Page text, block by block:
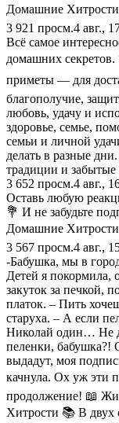
Домашние Хитрости
3 921 просм.4 авг.,
Всё самое
домашних
приметы — для
благополучие,
любовь, удачу и
здоровье, семье,
семьи и личной
делать в разные
традиции и
3 652 просм.4 авг.,
Оставь любую
💐 И не забудьте
Домашние Хитрости
3 567 просм.4 авг.,
-Бабушка, мы в
Детей я покормила,
закуток за печкой,
платок. – Пить
стaруха. – А если
Николай один… Не
пеленки, бабушка?!
выдадут, моя
качнула. Ох уж эти
продолжение! 📖
Хитрости 📚 В двух